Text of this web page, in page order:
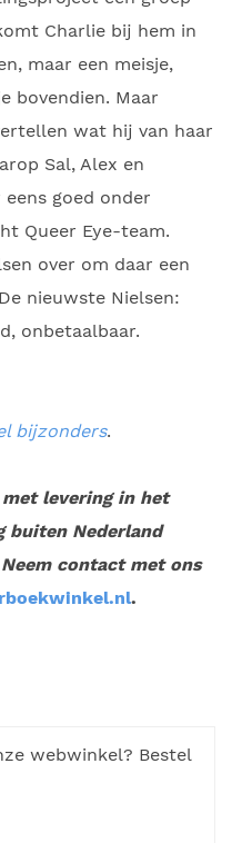
Charlie bij hem in
maar een meisje,
bovendien. Maar
wat hij van haar
Sal, Alex en
goed onder
Queer Eye-team.
over om daar een
De nieuwste Nielsen:
onbetaalbaar.
bijzonders.
levering in het
buiten Nederland
contact met ons
.
webwinkel? Bestel